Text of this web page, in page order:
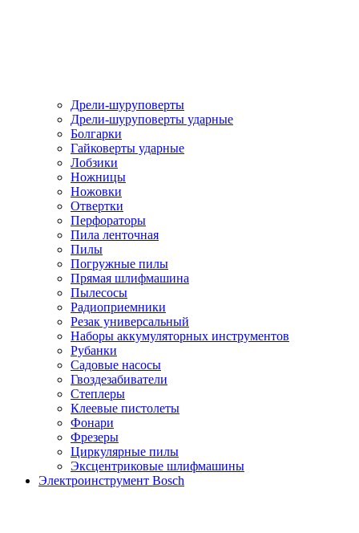
Дрели-шуруповерты
Дрели-шуруповерты ударные
Болгарки
Гайковерты ударные
Лобзики
Ножницы
Ножовки
Отвертки
Перфораторы
Пила ленточная
Пилы
Погружные пилы
Прямая шлифмашина
Пылесосы
Радиоприемники
Резак универсальный
Наборы аккумуляторных инструментов
Рубанки
Садовые насосы
Гвоздезабиватели
Степлеры
Клеевые пистолеты
Фонари
Фрезеры
Циркулярные пилы
Эксцентриковые шлифмашины
Электроинструмент Bosch